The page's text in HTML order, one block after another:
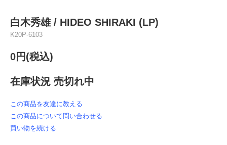
白木秀雄 / HIDEO SHIRAKI (LP)
K20P-6103
0円(税込)
在庫状況 売切れ中
この商品を友達に教える
この商品について問い合わせる
買い物を続ける